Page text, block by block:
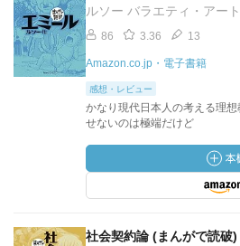
ルソー バラエティ・アー
86 3.36 13
Amazon.co.jp・電子書籍
感想・レビュー
かなり現代日本人の考える理
せないのは極端だけど
社会契約論 (まんがで読破)